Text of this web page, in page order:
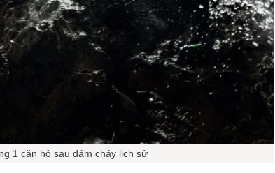
1 căn hộ sau đám cháy lịch sử